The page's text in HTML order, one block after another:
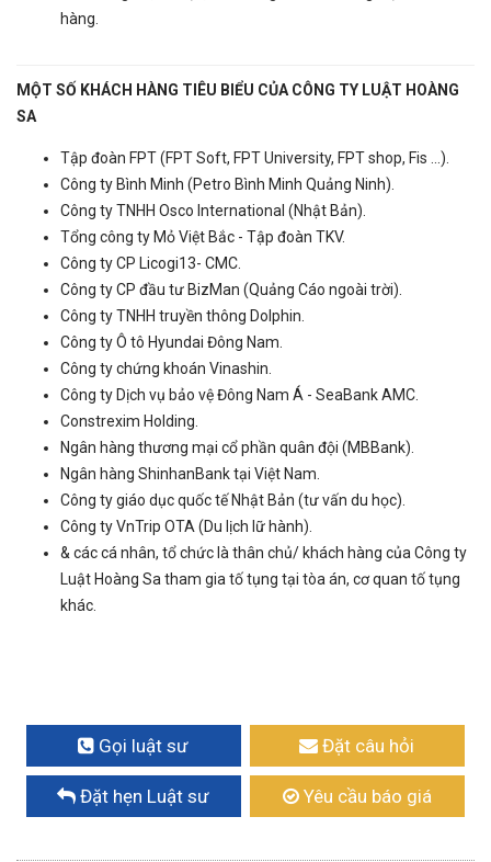
hàng.
MỘT SỐ KHÁCH HÀNG TIÊU BIỂU CỦA CÔNG TY LUẬT HOÀNG
SA
Tập đoàn FPT (FPT Soft, FPT University, FPT shop, Fis ...).
Công ty Bình Minh (Petro Bình Minh Quảng Ninh).
Công ty TNHH Osco International (Nhật Bản).
Tổng công ty Mỏ Việt Bắc - Tập đoàn TKV.
Công ty CP Licogi13- CMC.
Công ty CP đầu tư BizMan (Quảng Cáo ngoài trời).
Công ty TNHH truyền thông Dolphin.
Công ty Ô tô Hyundai Đông Nam.
Công ty chứng khoán Vinashin.
Công ty Dịch vụ bảo vệ Đông Nam Á - SeaBank AMC.
Constrexim Holding.
Ngân hàng thương mại cổ phần quân đội (MBBank).
Ngân hàng ShinhanBank tại Việt Nam.
Công ty giáo dục quốc tế Nhật Bản (tư vấn du học).
Công ty VnTrip OTA (Du lịch lữ hành).
& các cá nhân, tổ chức là thân chủ/ khách hàng của Công ty
Luật Hoàng Sa tham gia tố tụng tại tòa án, cơ quan tố tụng
khác.
Gọi luật sư Đặt câu hỏi
Đặt hẹn Luật sư Yêu cầu báo giá